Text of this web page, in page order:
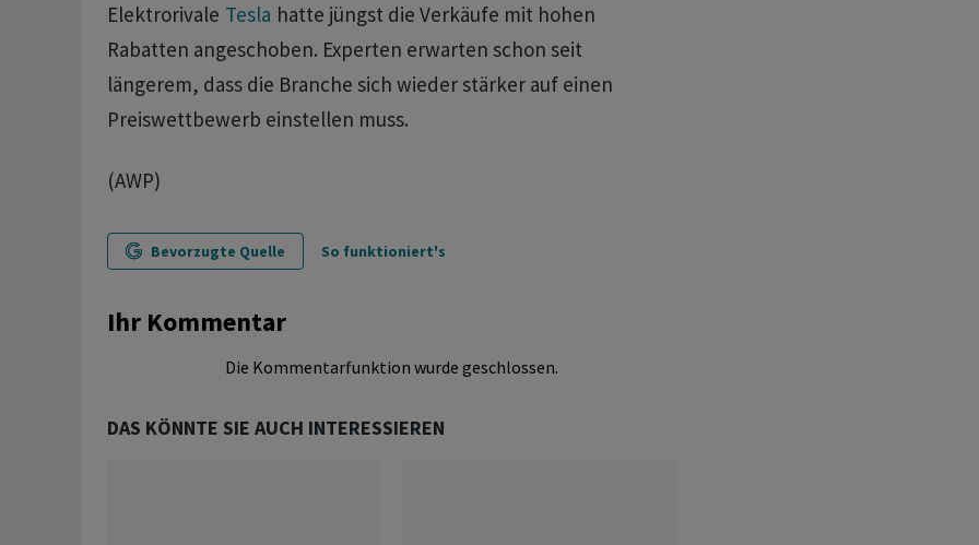
Elektrorivale Tesla hatte jüngst die Verkäufe mit hohen
Rabatten angeschoben. Experten erwarten schon seit
längerem, dass die Branche sich wieder stärker auf einen
Preiswettbewerb einstellen muss.
(AWP)
Bevorzugte Quelle So funktioniert's
Ihr Kommentar
Die Kommentarfunktion wurde geschlossen.
DAS KÖNNTE SIE AUCH INTERESSIEREN